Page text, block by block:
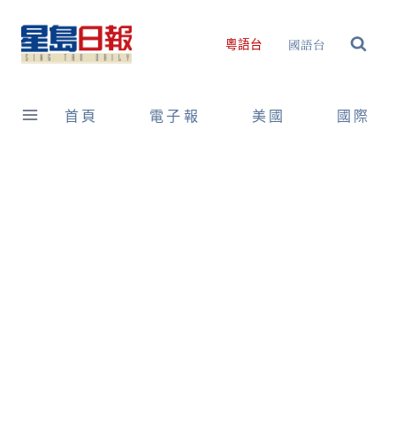
content
粵語台 國語台
首頁 電子報 美國 國際